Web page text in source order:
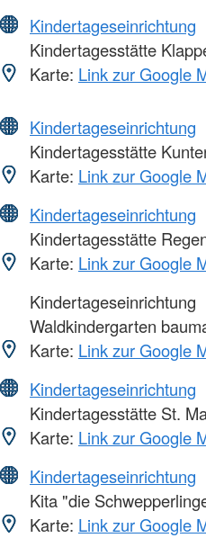
Kindertageseinrichtung
Kindertagesstätte
Karte: Link zur Google
Kindertageseinrichtung
Kindertagesstätte
Karte: Link zur Google
Kindertageseinrichtung
Kindertagesstätte
Karte: Link zur Google
Kindertageseinrichtung
Waldkindergarten
Karte: Link zur Google
Kindertageseinrichtung
Kindertagesstätte St.
Karte: Link zur Google
Kindertageseinrichtung
Kita "die
Karte: Link zur Google